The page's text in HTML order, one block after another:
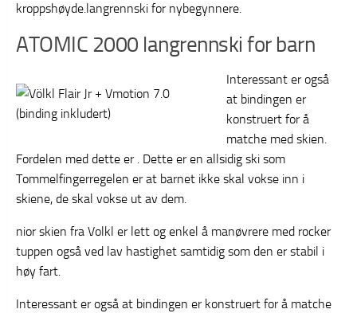
kroppshøyde.langrennski for nybegynnere.
ATOMIC 2000 langrennski for barn
Interessant er også
at bindingen er
konstruert for å
matche med skien.
Fordelen med dette er . Dette er en allsidig ski som
Tommelfingerregelen er at barnet ikke skal vokse inn i
skiene, de skal vokse ut av dem.
nior skien fra Volkl er lett og enkel å manøvrere med rocker
tuppen også ved lav hastighet samtidig som den er stabil i
høy fart.
Interessant er også at bindingen er konstruert for å matche